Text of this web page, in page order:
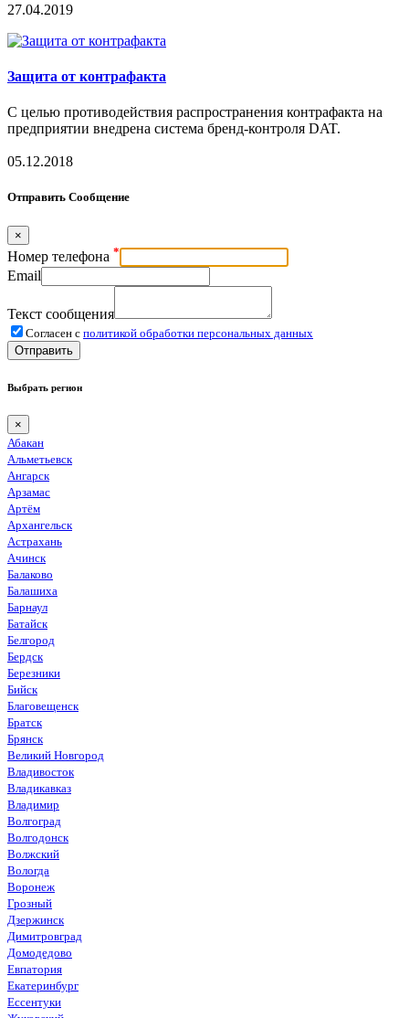
27.04.2019
Защита от контрафакта
С целью противодействия распространения контрафакта на
предприятии внедрена система бренд-контроля DAT.
05.12.2018
Отправить Сообщение
×
Номер телефона *
Email
Текст сообщения
Согласен с политикой обработки персональных данных
Отправить
Выбрать регион
×
Абакан
Альметьевск
Ангарск
Арзамас
Артём
Архангельск
Астрахань
Ачинск
Балаково
Балашиха
Барнаул
Батайск
Белгород
Бердск
Березники
Бийск
Благовещенск
Братск
Брянск
Великий Новгород
Владивосток
Владикавказ
Владимир
Волгоград
Волгодонск
Волжский
Вологда
Воронеж
Грозный
Дзержинск
Димитровград
Домодедово
Евпатория
Екатеринбург
Ессентуки